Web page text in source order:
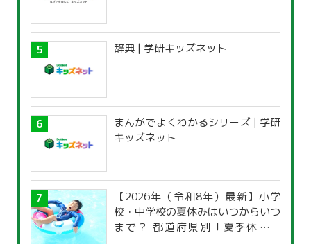
辞典 | 学研キッズネット
まんがでよくわかるシリーズ | 学研
キッズネット
【2026年（令和8年）最新】小学
校・中学校の夏休みはいつからいつ
まで？ 都道府県別「夏季休暇一